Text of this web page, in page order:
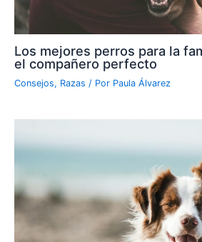
Los mejores perros para la
el compañero perfecto
Consejos, Razas / Por Paula Álvarez